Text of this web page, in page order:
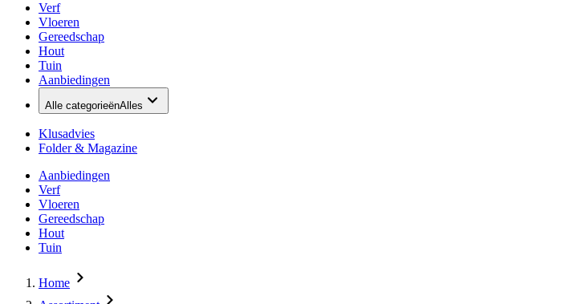
Verf
Vloeren
Gereedschap
Hout
Tuin
Aanbiedingen
Alle categorieënAlles
Klusadvies
Folder & Magazine
Aanbiedingen
Verf
Vloeren
Gereedschap
Hout
Tuin
Home